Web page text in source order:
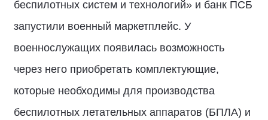
беспилотных систем и технологий» и банк ПСБ
запустили военный маркетплейс. У
военнослужащих появилась возможность
через него приобретать комплектующие,
которые необходимы для производства
беспилотных летательных аппаратов (БПЛА) и